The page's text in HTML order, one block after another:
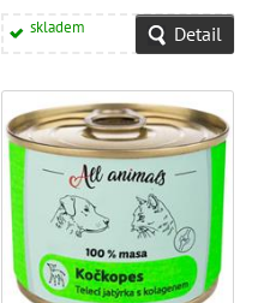
skladem Detail